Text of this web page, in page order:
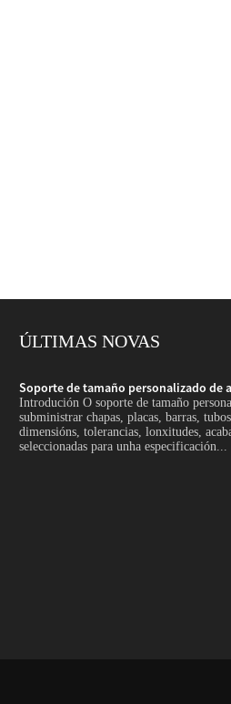
ÚLTIMAS NOVAS
Soporte de tamaño personalizado de
Introdución O soporte de tamaño
subministrar chapas, placas, barras,
dimensións, tolerancias, lonxitudes,
seleccionadas para unha especificación...